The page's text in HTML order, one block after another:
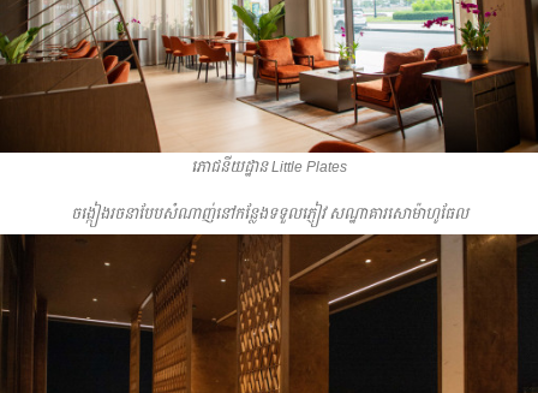
ភោជនីយដ្ឋាន Little Plates
ចង្កៀងរចនាបែបសំណាញ់នៅកនែ្លងទទួលភ្ញៀវ សណ្ឋាគារសោម៉ាហូធែល